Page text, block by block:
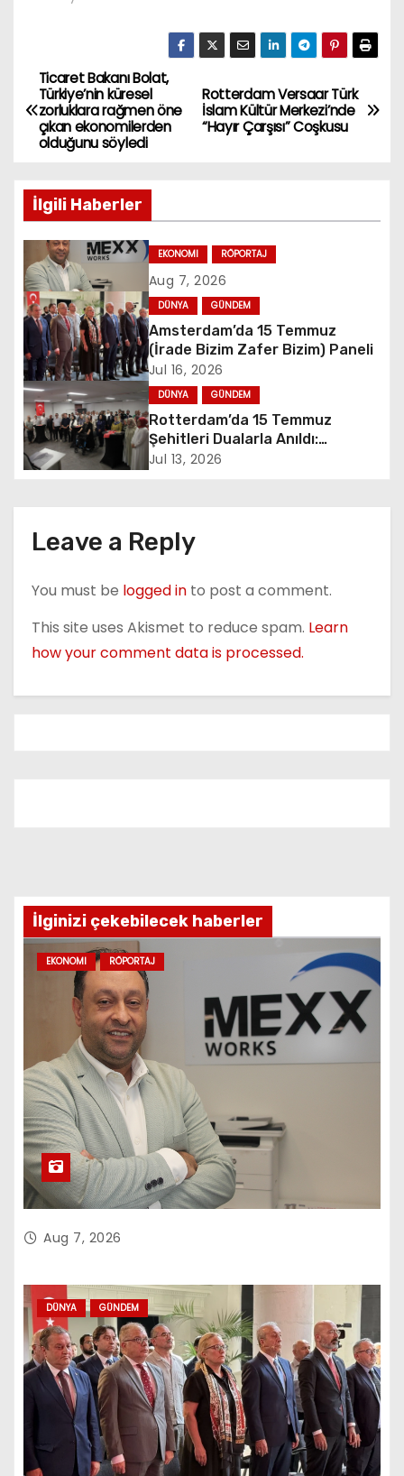
P
o
t
n
a
v
i
g
a
t
o
n
Rotterdam Versaar Türk
İslam Kültür Merkezi’nde
“Hayır Çarşısı” Coşkusu
Ticaret Bakanı Bolat,
Türkiye’nin küresel
zorluklara rağmen öne
çıkan ekonomilerden
olduğunu söyledi
İlgili Haberler
EKONOMI RÖPORTAJ
Aug 7, 2026
DÜNYA GÜNDEM
Amsterdam’da 15 Temmuz
(İrade Bizim Zafer Bizim) Paneli
Jul 16, 2026
DÜNYA GÜNDEM
Rotterdam’da 15 Temmuz
Şehitleri Dualarla Anıldı:
“Demokrasiye Sahip Çıkmanın
Jul 13, 2026
Leave a Reply
You must be logged in to post a comment.
This site uses Akismet to reduce spam. Learn
how your comment data is processed.
İlginizi çekebilecek haberler
EKONOMI RÖPORTAJ
Aug 7, 2026
DÜNYA GÜNDEM